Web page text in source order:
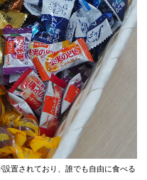
置されており、誰でも自由に食べる